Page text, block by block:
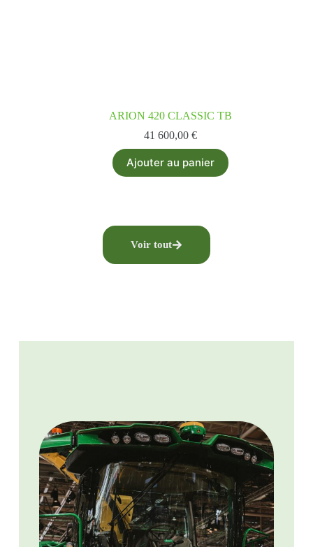
ARION 420 CLASSIC TB
41 600,00 €
Ajouter au panier
Voir tout